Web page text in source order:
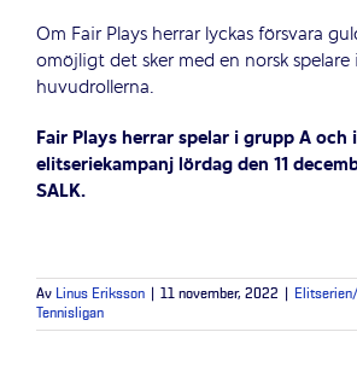
Om Fair Plays herrar lyckas försvara
omöjligt det sker med en norsk spelare
huvudrollerna.
Fair Plays herrar spelar i grupp A och
elitseriekampanj lördag den 11
SALK.
Av Linus Eriksson 11 november, 2022
Tennisligan